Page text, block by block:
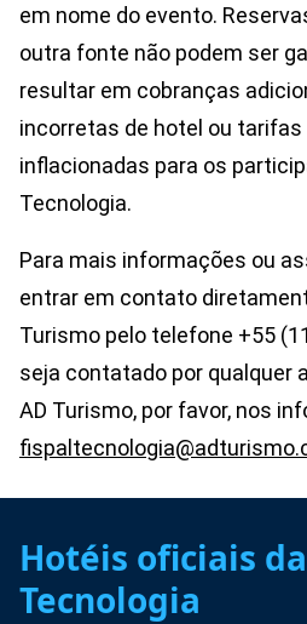
em nome do evento.
outra fonte não podem ser
resultar em cobranças
incorretas de hotel ou tarifas
inflacionadas para os
Tecnologia.
Para mais informações ou
entrar em contato
Turismo pelo telefone +55
seja contatado por qualquer
AD Turismo, por favor, nos
Hotéis oficiais
Tecnologia